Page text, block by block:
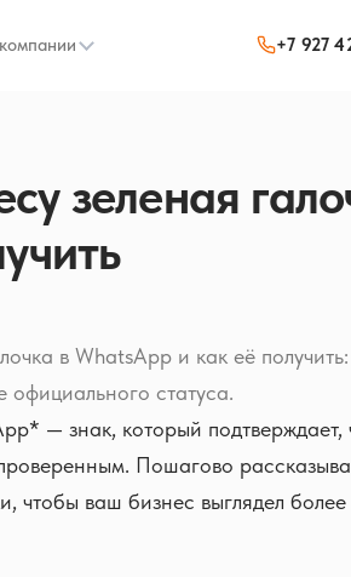
+7 927
зеленая
в WhatsApp и как её
официального статуса.
— знак, который подтверждает,
Пошагово
чтобы ваш бизнес выглядел